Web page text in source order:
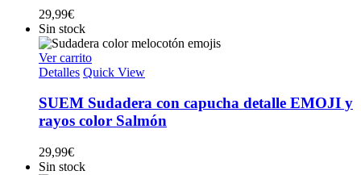
29,99€
Sin stock
Ver carrito
Detalles Quick View
SUEM Sudadera con capucha detalle EMOJI y
rayos color Salmón
29,99€
Sin stock